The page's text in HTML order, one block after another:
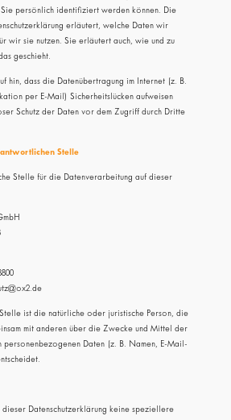
Sie persönlich identifiziert werden können. Die
erläutert, welche Daten wir
wir sie nutzen. Sie erläutert auch, wie und zu
geschieht.
hin, dass die Datenübertragung im Internet (z. B.
per E-Mail) Sicherheitslücken aufweisen
Schutz der Daten vor dem Zugriff durch Dritte
Stelle
Stelle für die Datenverarbeitung auf dieser
ist die natürliche oder juristische Person, die
mit anderen über die Zwecke und Mittel der
personenbezogenen Daten (z. B. Namen, E-Mail-
Datenschutzerklärung keine speziellere